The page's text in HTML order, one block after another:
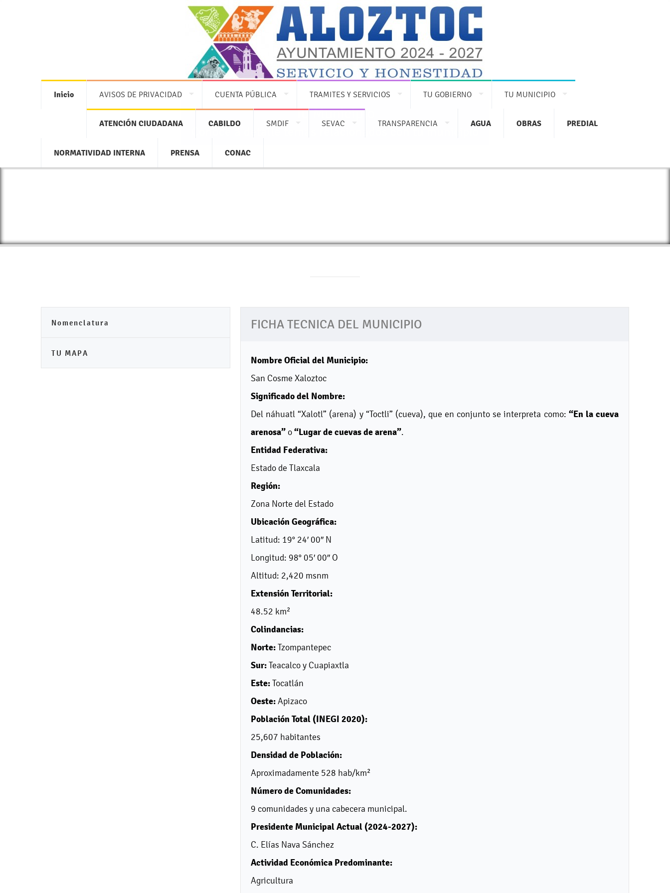
Inicio AVISOS DE PRIVACIDAD CUENTA PÚBLICA TRAMITES Y SERVICIOS TU GOBIERNO TU MUNICIPIO
ATENCIÓN CIUDADANA CABILDO SMDIF SEVAC TRANSPARENCIA AGUA OBRAS PREDIAL
NORMATIVIDAD INTERNA PRENSA CONAC
Tu Municipio
Nomenclatura
TU MAPA
FICHA TECNICA DEL MUNICIPIO
Nombre Oficial del Municipio:
San Cosme Xaloztoc
Significado del Nombre:
Del náhuatl “Xalotl” (arena) y “Toctli” (cueva), que en conjunto se interpreta como: “En la cueva
arenosa” o“Lugar de cuevas de arena”.
Entidad Federativa:
Estado de Tlaxcala
Región:
Zona Norte del Estado
Ubicación Geográfica:
Latitud: 19° 24′ 00″ N
Longitud: 98° 05′ 00″ O
Altitud: 2,420 msnm
Extensión Territorial:
48.52 km²
Colindancias:
Norte:Tzompantepec
Sur:Teacalco y Cuapiaxtla
Este:Tocatlán
Oeste: Apizaco
Población Total (INEGI 2020):
25,607 habitantes
Densidad de Población:
Aproximadamente 528 hab/km²
Número de Comunidades:
9 comunidades y una cabecera municipal.
Presidente Municipal Actual (2024-2027):
C. Elías Nava Sánchez
Actividad Económica Predominante:
Agricultura